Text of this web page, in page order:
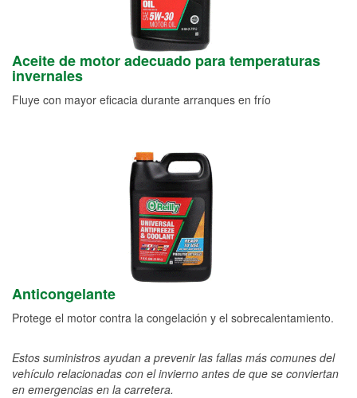
Aceite de motor adecuado para temperaturas
invernales
Fluye con mayor eficacia durante arranques en frío
Anticongelante
Protege el motor contra la congelación y el sobrecalentamiento.
Estos suministros ayudan a prevenir las fallas más comunes del
vehículo relacionadas con el invierno antes de que se conviertan
en emergencias en la carretera.